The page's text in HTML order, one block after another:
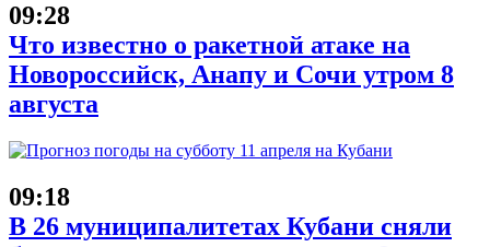
09:28
Что известно о ракетной атаке на
Новороссийск, Анапу и Сочи утром 8
августа
09:18
В 26 муниципалитетах Кубани сняли